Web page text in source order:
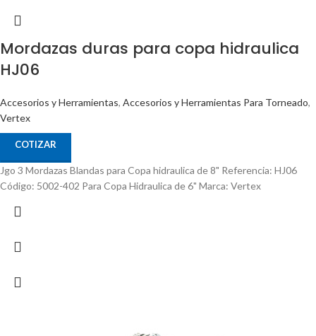
Mordazas duras para copa hidraulica
HJ06
Accesorios y Herramientas, Accesorios y Herramientas Para Torneado,
Vertex
COTIZAR
Jgo 3 Mordazas Blandas para Copa hidraulica de 8" Referencia: HJ06
Código: 5002-402 Para Copa Hidraulica de 6" Marca: Vertex